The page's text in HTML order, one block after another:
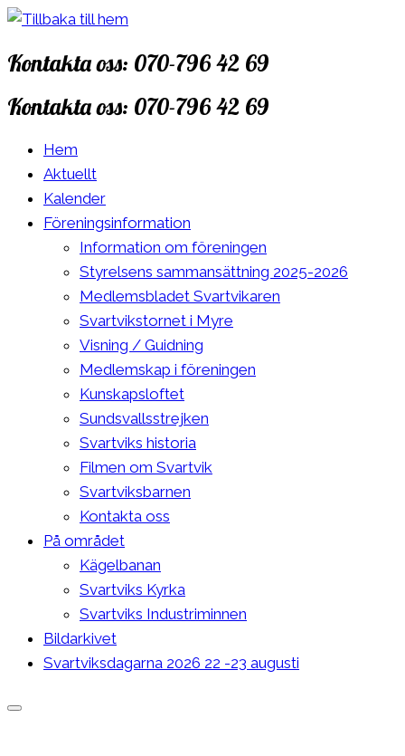
Hoppa
innehåll
Kontakta oss: 070-796 42 69
Kontakta oss: 070-796 42 69
Hem
Aktuellt
Kalender
Föreningsinformation
Information om föreningen
Styrelsens sammansättning 2025-2026
Medlemsbladet Svartvikaren
Svartvikstornet i Myre
Visning / Guidning
Medlemskap i föreningen
Kunskapsloftet
Sundsvallsstrejken
Svartviks historia
Filmen om Svartvik
Svartviksbarnen
Kontakta oss
På området
Kägelbanan
Svartviks Kyrka
Svartviks Industriminnen
Bildarkivet
Svartviksdagarna 2026 22 -23 augusti